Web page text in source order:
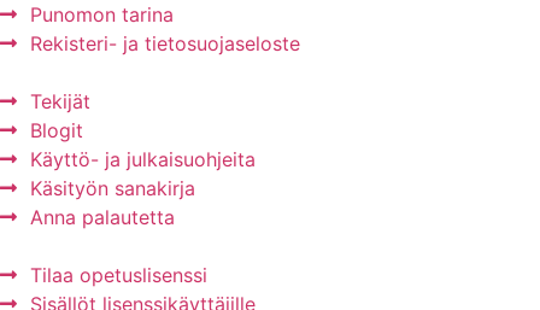
Punomon tarina
Rekisteri- ja tietosuojaseloste
Tekijät
Blogit
Käyttö- ja julkaisuohjeita
Käsityön sanakirja
Anna palautetta
Tilaa opetuslisenssi
Sisällöt lisenssikäyttäjille